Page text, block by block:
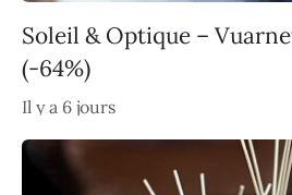
Soleil & Optique –
(-64%)
Il y a 6 jours